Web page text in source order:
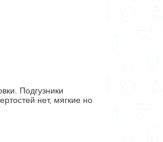
Подгузники
нет, мягкие но